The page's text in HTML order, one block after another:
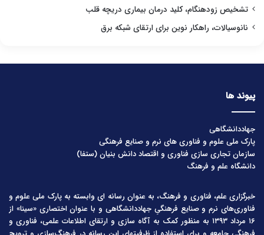
تشخیص زودهنگام، کلید درمان بیماری دریچه قلب
نانوسیالات، راهکار نوین برای ارتقای شبکه برق
پیوند ها
جهاددانشگاهی
پارک ملی علوم و فناوری های نرم و صنایع فرهنگی
سازمان تجاری سازی فناوری و اقتصاد دانش بنیان (ستفا)
دانشگاه علم و فرهنگ
خبرگزاری علم، فناوری و فرهنگ، به عنوان رسانه ای وابسته به پارک ملی علوم و
فناوری‌های نرم و صنایع فرهنگیِ جهاددانشگاهی و با عنوان اختصاری «سینا» از
۱۶ مرداد ۱۳۹۳ به منظور کمک به آگاه سازی و ارتقای اطلاعات علمی، فناوری و